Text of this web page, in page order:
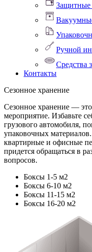
Защитные
Ручной
Средства
Контакты
Сезонное хранение
Сезонное хранение —
мероприятие. Избавьте
грузового автомобиля,
упаковочных
квартирные и офисные
придется обращаться в
вопросов.
Боксы 1-5 м2
Боксы 6-10 м2
Боксы 11-15 м2
Боксы 16-20 м2